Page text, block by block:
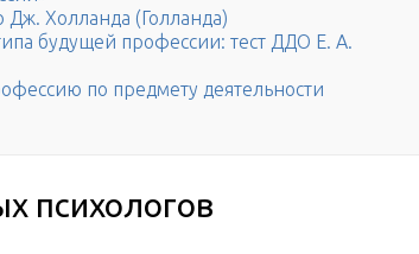
Холланда (Голланда)
будущей профессии: тест ДДО Е. А.
по предмету деятельности
психологов